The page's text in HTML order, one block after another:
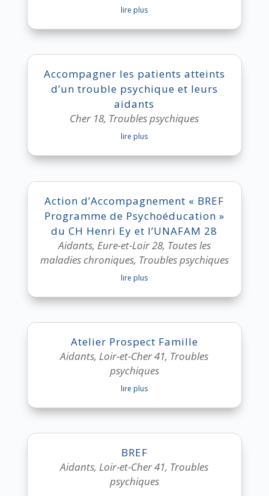
lire plus
Accompagner les patients atteints
d’un trouble psychique et leurs
aidants
Cher 18, Troubles psychiques
lire plus
Action d’Accompagnement « BREF
Programme de Psychoéducation »
du CH Henri Ey et l’UNAFAM 28
Aidants, Eure-et-Loir 28, Toutes les
maladies chroniques, Troubles psychiques
lire plus
Atelier Prospect Famille
Aidants,Loir-et-Cher 41, Troubles
psychiques
lire plus
BREF
Aidants,Loir-et-Cher 41, Troubles
psychiques